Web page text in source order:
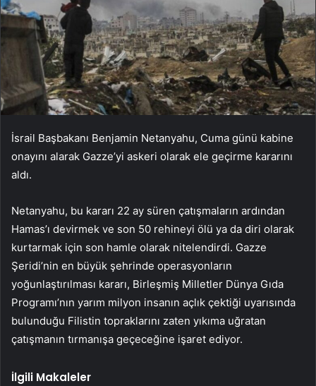
İsrail Başbakanı Benjamin Netanyahu, Cuma günü kabine
onayını alarak Gazze’yi askeri olarak ele geçirme kararını
aldı.
Netanyahu, bu kararı 22 ay süren çatışmaların ardından
Hamas’ı devirmek ve son 50 rehineyi ölü ya da diri olarak
kurtarmak için son hamle olarak nitelendirdi. Gazze
Şeridi’nin en büyük şehrinde operasyonların
yoğunlaştırılması kararı, Birleşmiş Milletler Dünya Gıda
Programı’nın yarım milyon insanın açlık çektiği uyarısında
bulunduğu Filistin topraklarını zaten yıkıma uğratan
çatışmanın tırmanışa geçeceğine işaret ediyor.
İlgili Makaleler